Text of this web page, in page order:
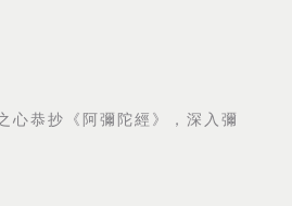
心恭抄《阿彌陀經》，深入彌